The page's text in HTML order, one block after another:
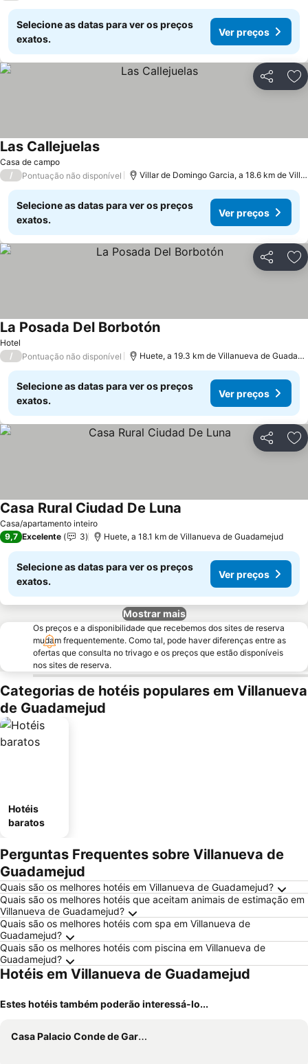
Selecione as datas para ver os preços
exatos.
Ver preços
Partilhar
Casa de campo
Las CallejuelasVer preços
/ Pontuação não disponível Villar de Domingo Garcia, a 18.6 km de
Selecione as datas para ver os preços
exatos.
Ver preços
Partilhar
Hotel
La Posada Del BorbotónVer preços
/ Pontuação não disponível Huete, a 19.3 km de Villanueva de
Selecione as datas para ver os preços
exatos.
Ver preços
Partilhar
Casa/apartamento inteiro
Casa Rural Ciudad De Luna
9,7 Excelente 3 Huete, a 18.1 km de Villanueva de Guadamejud
Selecione as datas para ver os preços
exatos.
Ver preços
Mostrar mais
Os preços e a disponibilidade que recebemos dos sites de reserva
mudam frequentemente. Como tal, pode haver diferenças entre as
ofertas que consulta no trivago e os preços que estão disponíveis
nos sites de reserva.
Categorias de hotéis populares em Villanueva
de Guadamejud
Hotéis
baratos
Perguntas Frequentes sobre Villanueva de
Guadamejud
Quais são os melhores hotéis em Villanueva de Guadamejud?
Quais são os melhores hotéis que aceitam animais de estimação em
Villanueva de Guadamejud?
Quais são os melhores hotéis com spa em Villanueva de
Guadamejud?
Quais são os melhores hotéis com piscina em Villanueva de
Guadamejud?
Hotéis em Villanueva de Guadamejud
Estes hotéis também poderão interessá-lo...
Casa Palacio Conde de Garcinarro